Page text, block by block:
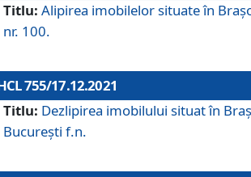
Titlu: Alipirea imobilelor situate în
nr. 100.
755/17.12.2021
Titlu: Dezlipirea imobilului situat în
București f.n.